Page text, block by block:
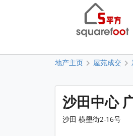
地产主页 屋苑成交
沙田中心
沙田 横壆街2-16号